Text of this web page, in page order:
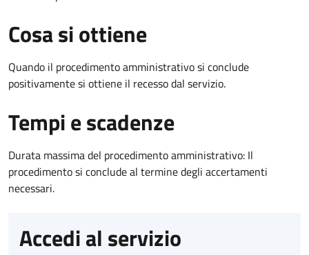
Cosa si ottiene
Quando il procedimento amministrativo si conclude
positivamente si ottiene il recesso dal servizio.
Tempi e scadenze
Durata massima del procedimento amministrativo: Il
procedimento si conclude al termine degli accertamenti
necessari.
Accedi al servizio